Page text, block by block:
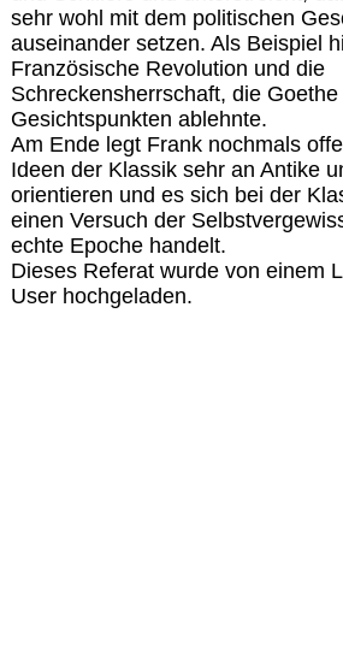
sehr wohl mit dem politischen
auseinander setzen. Als Beispiel
Französische Revolution und die
Schreckensherrschaft, die
Gesichtspunkten ablehnte.
Am Ende legt Frank nochmals
Ideen der Klassik sehr an Antike
orientieren und es sich bei der
einen Versuch der
echte Epoche handelt.
Dieses Referat wurde von einem
User hochgeladen.